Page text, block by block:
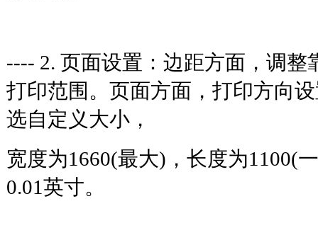
---- 2. 页面设置：边距方面，调整
打印范围。页面方面，打印方向
选自定义大小，
宽度为1660(最大)，长度为1100(
0.01英寸。